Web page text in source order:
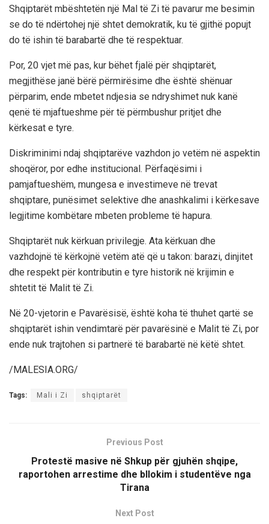
Shqiptarët mbështetën një Mal të Zi të pavarur me besimin
se do të ndërtohej një shtet demokratik, ku të gjithë popujt
do të ishin të barabartë dhe të respektuar.
Por, 20 vjet më pas, kur bëhet fjalë për shqiptarët,
megjithëse janë bërë përmirësime dhe është shënuar
përparim, ende mbetet ndjesia se ndryshimet nuk kanë
qenë të mjaftueshme për të përmbushur pritjet dhe
kërkesat e tyre.
Diskriminimi ndaj shqiptarëve vazhdon jo vetëm në aspektin
shoqëror, por edhe institucional. Përfaqësimi i
pamjaftueshëm, mungesa e investimeve në trevat
shqiptare, punësimet selektive dhe anashkalimi i kërkesave
legjitime kombëtare mbeten probleme të hapura.
Shqiptarët nuk kërkuan privilegje. Ata kërkuan dhe
vazhdojnë të kërkojnë vetëm atë që u takon: barazi, dinjitet
dhe respekt për kontributin e tyre historik në krijimin e
shtetit të Malit të Zi.
Në 20-vjetorin e Pavarësisë, është koha të thuhet qartë se
shqiptarët ishin vendimtarë për pavarësinë e Malit të Zi, por
ende nuk trajtohen si partnerë të barabartë në këtë shtet.
/MALESIA.ORG/
Tags: Mali i Zi shqiptarët
Previous Post
Protestë masive në Shkup për gjuhën shqipe,
raportohen arrestime dhe bllokim i studentëve nga
Tirana
Next Post